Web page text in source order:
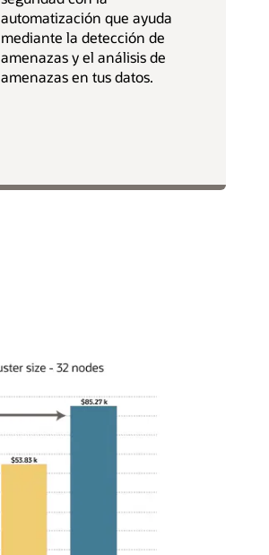
automatización que ayuda
mediante la detección de
amenazas y el análisis de
amenazas en tus datos.